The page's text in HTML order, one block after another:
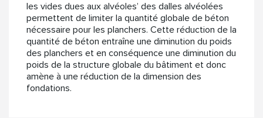
les vides dues aux alvéoles’ des dalles alvéolées
permettent de limiter la quantité globale de béton
nécessaire pour les planchers. Cette réduction de la
quantité de béton entraîne une diminution du poids
des planchers et en conséquence une diminution du
poids de la structure globale du bâtiment et donc
amène à une réduction de la dimension des
fondations.